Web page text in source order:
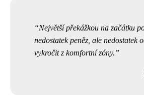
Největší překážkou na začátku
nedostatek peněz, ale nedostatek
vykročit z komfortní zóny.